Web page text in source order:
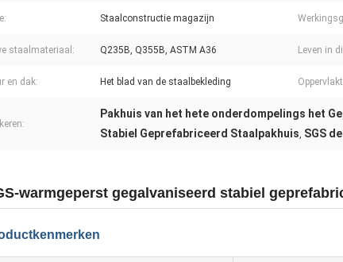
Staalconstructie magazijn
staalmateriaal: Q235B, Q355B, ASTM A36 Leven in
en dak: Het blad van de staalbekleding
Pakhuis van het hete onderdompelings het
Stabiel Geprefabriceerd Staalpakhuis, SGS
warmgeperst gegalvaniseerd stabiel